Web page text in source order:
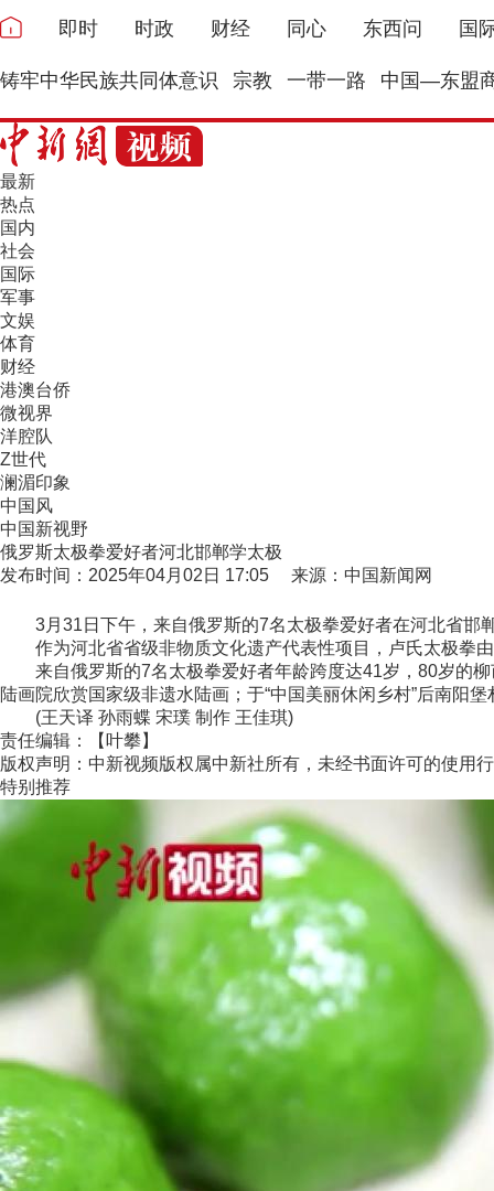
即时 时政 财经 同心 东西问 国
铸牢中华民族共同体意识 宗教 一带一路 中国—东盟
最新
热点
国内
社会
国际
军事
文娱
体育
财经
港澳台侨
微视界
洋腔队
Z世代
澜湄印象
中国风
中国新视野
俄罗斯太极拳爱好者河北邯郸学太极
发布时间：2025年04月02日 17:05 来源：中国新闻网
3月31日下午，来自俄罗斯的7名太极拳爱好者在河北省邯
作为河北省省级非物质文化遗产代表性项目，卢氏太极拳由
来自俄罗斯的7名太极拳爱好者年龄跨度达41岁，80岁的柳
陆画院欣赏国家级非遗水陆画；于“中国美丽休闲乡村”后南阳
(王天译 孙雨蝶 宋璞 制作 王佳琪)
责任编辑：【叶攀】
版权声明：中新视频版权属中新社所有，未经书面许可的使用
特别推荐